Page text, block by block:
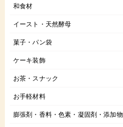
和食材
イースト・天然酵母
菓子・パン袋
ケーキ装飾
お茶・スナック
お手軽材料
膨張剤・香料・色素・凝固剤・添加物